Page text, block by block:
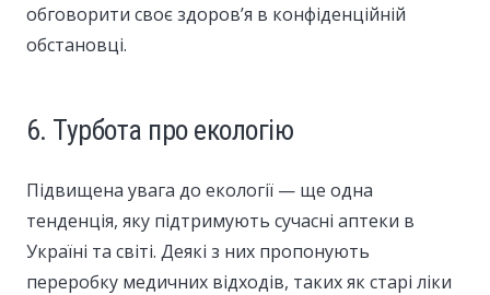
обговорити своє здоров’я в конфіденційній
обстановці.
6. Турбота про екологію
Підвищена увага до екології — ще одна
тенденція, яку підтримують сучасні аптеки в
Україні та світі. Деякі з них пропонують
переробку медичних відходів, таких як старі ліки